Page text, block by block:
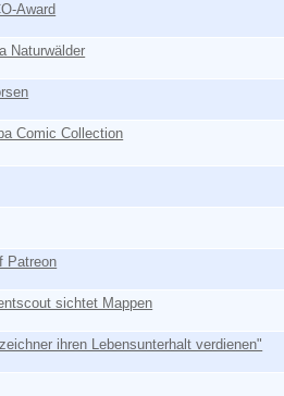
Award
Naturwälder
Comic Collection
Patreon
sichtet Mappen
ihren Lebensunterhalt verdienen"